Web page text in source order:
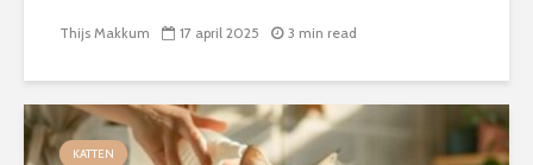
Thijs Makkum 17 april 2025 3 min read
KATTEN